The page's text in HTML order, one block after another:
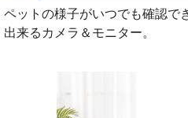
ペットの様子がいつでも確認で
出来るカメラ＆モニター。